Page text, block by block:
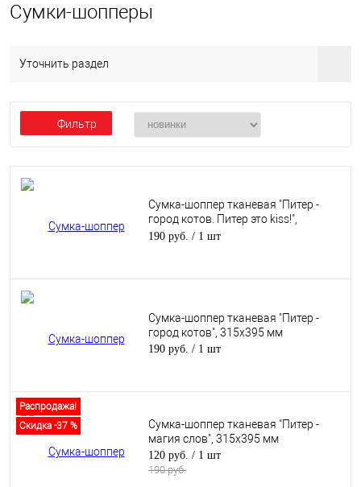
Сумки-шопперы
Уточнить раздел
Фильтр
Сумка-шоппер тканевая "Питер -
город котов. Питер это kiss!",
315х395 мм
190 руб. / 1 шт
Сумка-шоппер тканевая "Питер -
город котов", 315х395 мм
190 руб. / 1 шт
Распродажа!
Скидка -37 %
Сумка-шоппер тканевая "Питер -
магия слов", 315х395 мм
120 руб. / 1 шт
190 руб.